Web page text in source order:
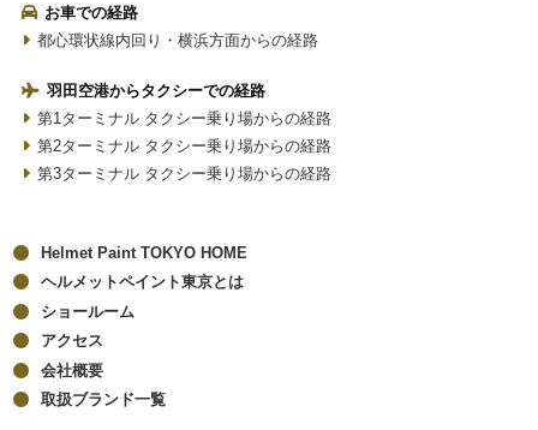
お車での経路
都心環状線内回り・横浜方面からの経路
羽田空港からタクシーでの経路
第1ターミナル タクシー乗り場からの経路
第2ターミナル タクシー乗り場からの経路
第3ターミナル タクシー乗り場からの経路
Helmet Paint TOKYO HOME
ヘルメットペイント東京とは
ショールーム
アクセス
会社概要
取扱ブランド一覧